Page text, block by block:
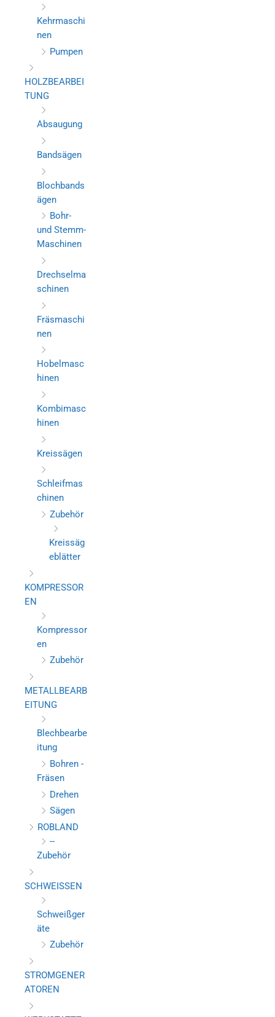
Kehrmaschi
nen
Pumpen
HOLZBEARBEI
TUNG
Absaugung
Bandsägen
Blochbands
ägen
Bohr-
und Stemm-
Maschinen
Drechselma
schinen
Fräsmaschi
nen
Hobelmasc
hinen
Kombimasc
hinen
Kreissägen
Schleifmas
chinen
Zubehör
Kreissäg
eblätter
KOMPRESSOR
EN
Kompressor
en
Zubehör
METALLBEARB
EITUNG
Blechbearbe
itung
Bohren -
Fräsen
Drehen
Sägen
ROBLAND
--
Zubehör
SCHWEISSEN
Schweißger
äte
Zubehör
STROMGENER
ATOREN